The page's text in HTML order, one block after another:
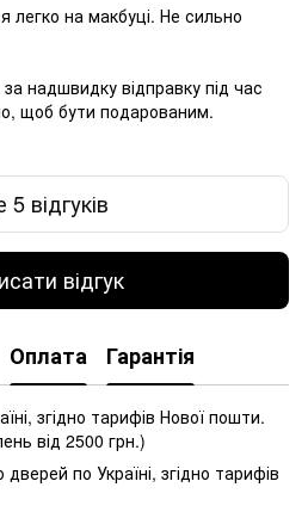
легко на макбуці. Не сильно
надшвидку відправку під час
щоб бути подарованим.
відгуків
відгук
Оплата Гарантія
згідно тарифів Нової пошти.
від 2500 грн.)
по Україні, згідно тарифів